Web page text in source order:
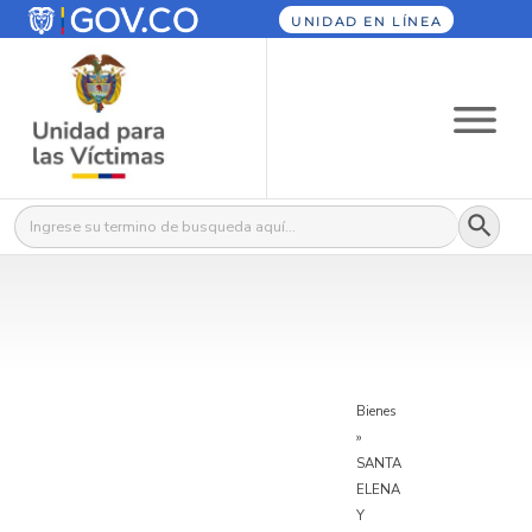
UNIDAD EN LÍNEA
Buscar: Botón
Bienes
»
SANTA
ELENA
Y